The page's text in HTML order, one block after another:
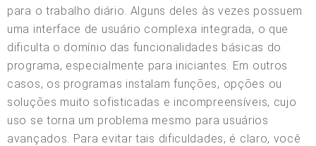
para o trabalho diário. Alguns deles às vezes possuem
uma interface de usuário complexa integrada, o que
dificulta o domínio das funcionalidades básicas do
programa, especialmente para iniciantes. Em outros
casos, os programas instalam funções, opções ou
soluções muito sofisticadas e incompreensíveis, cujo
uso se torna um problema mesmo para usuários
avançados. Para evitar tais dificuldades, é claro, você